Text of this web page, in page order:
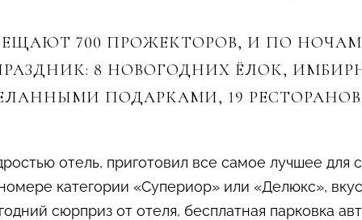
700 ПРОЖЕКТОРОВ, И ПО
8 НОВОГОДНИХ ЁЛОК,
ПОДАРКАМИ, 19
отель, приготовил все самое лучшее для
категории «Супериор» или «Делюкс»,
сюрприз от отеля, бесплатная парковка